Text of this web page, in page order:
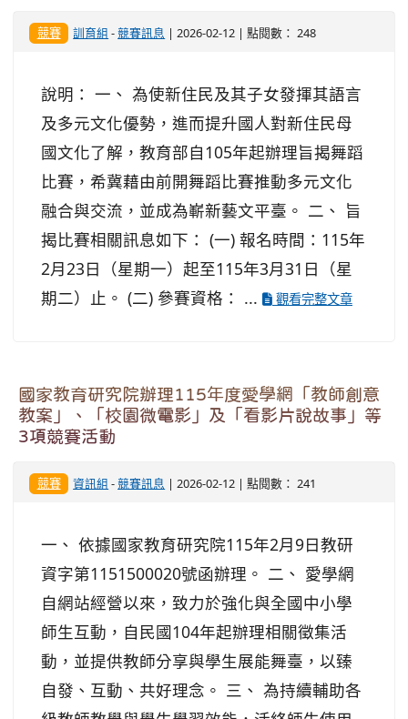
競賽 訓育組 -競賽訊息 | 2026-02-12 | 點閱數： 248
說明： 一、 為使新住民及其子女發揮其語言
及多元文化優勢，進而提升國人對新住民母
國文化了解，教育部自105年起辦理旨揭舞蹈
比賽，希冀藉由前開舞蹈比賽推動多元文化
融合與交流，並成為嶄新藝文平臺。 二、 旨
揭比賽相關訊息如下： (一) 報名時間：115年
2月23日（星期一）起至115年3月31日（星
期二）止。 (二) 參賽資格： ...
觀看完整文章
國家教育研究院辦理115年度愛學網「教師創意
教案」、「校園微電影」及「看影片說故事」等
3項競賽活動
競賽 資訊組 -競賽訊息 | 2026-02-12 | 點閱數： 241
一、 依據國家教育研究院115年2月9日教研
資字第1151500020號函辦理。 二、 愛學網
自網站經營以來，致力於強化與全國中小學
師生互動，自民國104年起辦理相關徵集活
動，並提供教師分享與學生展能舞臺，以臻
自發、互動、共好理念。 三、 為持續輔助各